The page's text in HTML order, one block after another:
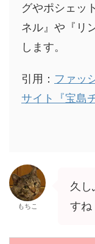
グやポシェッ
ネル』や『リ
します。
引用： ファッ
サイト『宝島
もちこ
久し
すね